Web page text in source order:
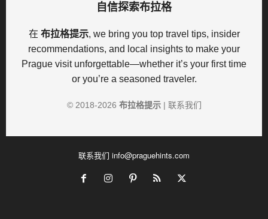
自信探索布拉格
在 布拉格提示, we bring you top travel tips, insider
recommendations, and local insights to make your
Prague visit unforgettable—whether it’s your first time
or you’re a seasoned traveler.
© 2018-2026 布拉格提示| 联系我们
联系我们 info@praguehints.com